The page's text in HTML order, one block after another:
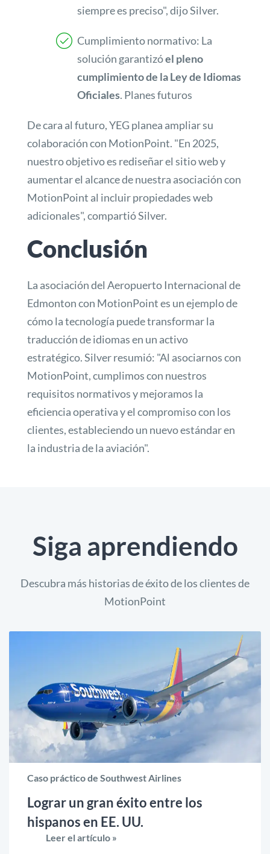
siempre es preciso", dijo Silver.
Cumplimiento normativo: La
solución garantizóel pleno
cumplimiento de la Ley de Idiomas
Oficiales. Planes futuros
De cara al futuro, YEG planea ampliar su
colaboración con MotionPoint. "En 2025,
nuestro objetivo es rediseñar el sitio web y
aumentar el alcance de nuestra asociación con
MotionPoint al incluir propiedades web
adicionales", compartió Silver.
Conclusión
La asociación del Aeropuerto Internacional de
Edmonton con MotionPoint es un ejemplo de
cómo la tecnología puede transformar la
traducción de idiomas en un activo
estratégico. Silver resumió: "Al asociarnos con
MotionPoint, cumplimos con nuestros
requisitos normativos y mejoramos la
eficiencia operativa y el compromiso con los
clientes, estableciendo un nuevo estándar en
la industria de la aviación".
Siga aprendiendo
Descubra más historias de éxito de los clientes de
MotionPoint
Caso práctico de Southwest Airlines
Lograr un gran éxito entre los
hispanos en EE. UU.
Leer el artículo »